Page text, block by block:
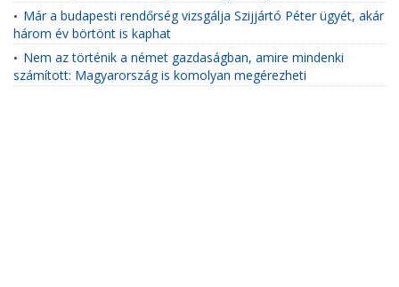
• Már a budapesti rendőrség vizsgálja Szijjártó Péter ügyét, akár
három év börtönt is kaphat
• Nem az történik a német gazdaságban, amire mindenki
számított: Magyarország is komolyan megérezheti